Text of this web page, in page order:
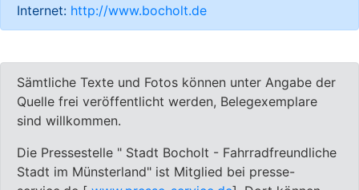
Internet: http://www.bocholt.de
Sämtliche Texte und Fotos können unter Angabe der
Quelle frei veröffentlicht werden, Belegexemplare
sind willkommen.
Die Pressestelle " Stadt Bocholt - Fahrradfreundliche
Stadt im Münsterland" ist Mitglied bei presse-